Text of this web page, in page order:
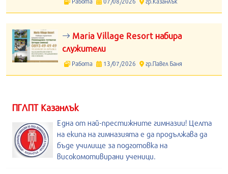
Maria Village Resort набира
служители
Работа 13/07/2026 гр.Павел Баня
ПГЛПТ Казанлък
Една от най-престижните гимназии! Целта
на екипа на гимназията е да продължава да
бъде училище за подготовка на
високомотивирани ученици.